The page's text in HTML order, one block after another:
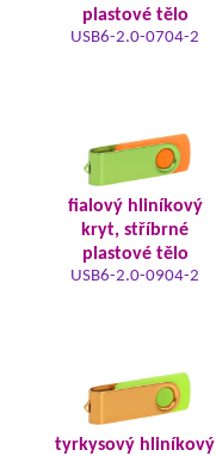
plastové tělo
USB6-2.0-0704-2
fialový hliníkový
kryt, stříbrné
plastové tělo
USB6-2.0-0904-2
tyrkysový hliníkový